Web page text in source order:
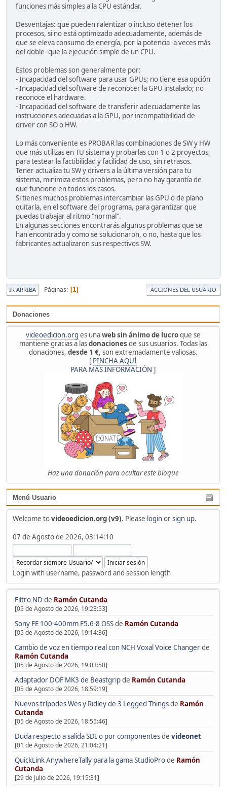
Donaciones
videoedicion.org es unaweb sin ánimo de lucroque se
mantiene gracias a lasdonaciones de sus usuarios. Todas las
donaciones, desde 1 €, son extremadamente valiosas.
[ PINCHA AQUÍ
PARA MÁS INFORMACIÓN ]
Haz una donación para ocultar este bloque
Menú Usuario
Welcome tovideoedicion.org (v9). Please loginorsign up.
07 de Agosto de 2026, 03:14:10
Login with username, password and session length
Filtro ND de Ramón Cutanda
[05 de Agosto de 2026, 19:23:53]
Sony FE 100-400mm F5.6-8 OSSde Ramón Cutanda
[05 de Agosto de 2026, 19:14:36]
Cambio de voz en tiempo real con NCH Voxal Voice Changerde
Ramón Cutanda
[05 de Agosto de 2026, 19:03:50]
Adaptador DOF MK3 de Beastgripde Ramón Cutanda
[05 de Agosto de 2026, 18:59:19]
Nuevos trípodes Wes y Ridley de 3 Legged Thingsde Ramón
Cutanda
[05 de Agosto de 2026, 18:55:46]
Duda respecto a salida SDI o por componentesde videonet
[01 de Agosto de 2026, 21:04:21]
QuickLink AnywhereTally para la gama StudioProde Ramón
Cutanda
[29 de Julio de 2026, 19:15:31]
funciones más simples a la CPU estándar.
Desventajas: que pueden ralentizar o incluso detener los
procesos, si no está optimizado adecuadamente, además de
que se eleva consumo de energía, por la potencia -a veces más
del doble- que la ejecución simple de un CPU.
Estos problemas son generalmente por:
- Incapacidad del software para usar GPUs; no tiene esa opción
- Incapacidad del software de reconocer la GPU instalado; no
reconoce el hardware.
- Incapacidad del software de transferir adecuadamente las
instrucciones adecuadas a la GPU, por incompatibilidad de
driver con SO o HW.
Lo más conveniente es PROBAR las combinaciones de SW y HW
que más utilizas en TU sistema y probarlas con 1 o 2 proyectos,
para testear la factibilidad y facilidad de uso, sin retrasos.
Tener actualiza tu SW y drivers a la última versión para tu
sistema, minimiza estos problemas, pero no hay garantía de
que funcione en todos los casos.
Si tienes muchos problemas intercambiar las GPU o de plano
quitarla, en el software del programa, para garantizar que
puedas trabajar al ritmo "normal".
En algunas secciones encontrarás algunos problemas que se
han encontrado y como se solucionaron, o no, hasta que los
fabricantes actualizaron sus respectivos SW.
IR ARRIBA Páginas 1 ACCIONES DEL USUARIO